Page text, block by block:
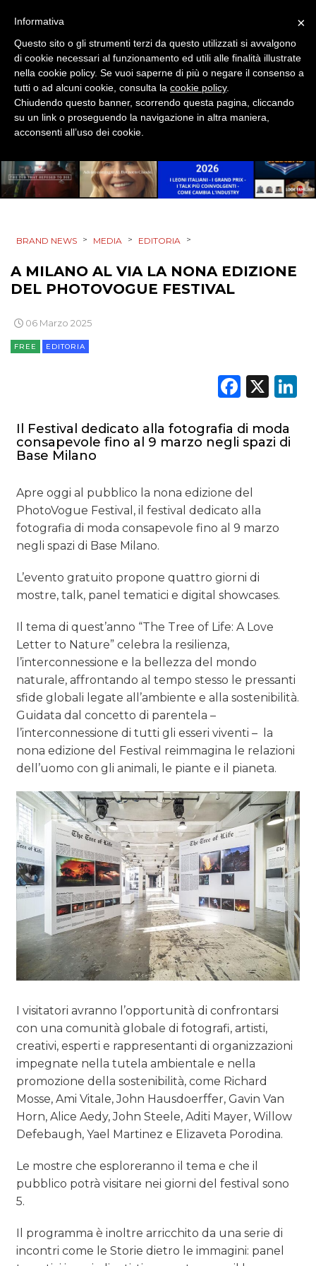
TV
RICERCHE
NORMATIVE
TREND
OPINIONI
BRAND NEWS > MEDIA > EDITORIA >
A MILANO AL VIA LA NONA EDIZIONE
DEL PHOTOVOGUE FESTIVAL
06 Marzo 2025
FREE EDITORIA
X
Il Festival dedicato alla fotografia di moda
consapevole fino al 9 marzo negli spazi di
Base Milano
Apre oggi al pubblico la nona edizione del
PhotoVogue Festival, il festival dedicato alla
fotografia di moda consapevole fino al 9 marzo
negli spazi di Base Milano.
L’evento gratuito propone quattro giorni di
mostre, talk, panel tematici e digital showcases.
Il tema di quest’anno “The Tree of Life: A Love
Letter to Nature” celebra la resilienza,
l’interconnessione e la bellezza del mondo
naturale, affrontando al tempo stesso le pressanti
sfide globali legate all’ambiente e alla sostenibilità.
Guidata dal concetto di parentela –
l’interconnessione di tutti gli esseri viventi – la
nona edizione del Festival reimmagina le relazioni
dell’uomo con gli animali, le piante e il pianeta.
I visitatori avranno l’opportunità di confrontarsi
con una comunità globale di fotografi, artisti,
creativi, esperti e rappresentanti di organizzazioni
impegnate nella tutela ambientale e nella
promozione della sostenibilità, come Richard
Mosse, Ami Vitale, John Hausdoerffer, Gavin Van
Horn, Alice Aedy, John Steele, Aditi Mayer, Willow
Defebaugh, Yael Martinez e Elizaveta Porodina.
Le mostre che esploreranno il tema e che il
pubblico potrà visitare nei giorni del festival sono
5.
Il programma è inoltre arricchito da una serie di
incontri come le Storie dietro le immagini: panel
×
Informativa
Questo sito o gli strumenti terzi da questo utilizzati si avvalgono
di cookie necessari al funzionamento ed utili alle finalità illustrate
nella cookie policy. Se vuoi saperne di più o negare il consenso a
tutti o ad alcuni cookie, consulta la cookie policy.
Chiudendo questo banner, scorrendo questa pagina, cliccando
su un link o proseguendo la navigazione in altra maniera,
acconsenti all’uso dei cookie.